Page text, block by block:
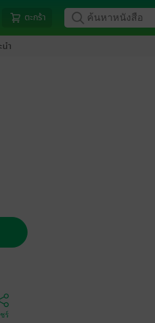
ตะกร้า
นำ
ร์